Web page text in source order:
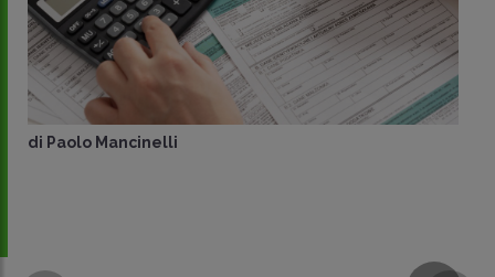
di Paolo Mancinelli